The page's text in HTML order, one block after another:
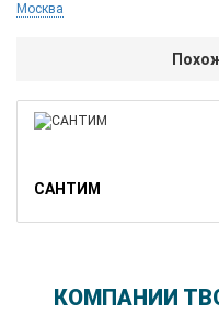
Москва
САНТИМ
КОМПАНИИ